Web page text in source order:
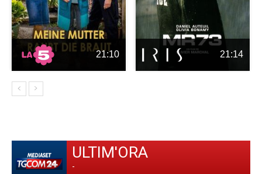
21:10 21:14
ULTIM'ORA
-